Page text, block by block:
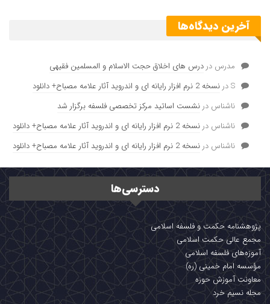
آخرین دیدگاه‌ها
مدرس دردرس های اخلاق حجت الاسلام و المسلمین فقیهی
Sدرنسخه 2 نرم افزار رایانه ای و اندروید آثار علامه مصباح+ دانلود
ناشناس درنشست اساتید مرکز تخصصی فلسفه برگزار شد
ناشناس درنسخه 2 نرم افزار رایانه ای و اندروید آثار علامه مصباح+ دانلود
ناشناس درنسخه 2 نرم افزار رایانه ای و اندروید آثار علامه مصباح+ دانلود
دسترسی‌ها
پژوهشنامه حکمت و فلسفه اسلامی
مجمع عالی حکمت اسلامی
آموزه‌های فلسفه اسلامی
مؤسسه امام خمینی (ره)
معاونت آموزش حوزه
مجله نسیم خرد